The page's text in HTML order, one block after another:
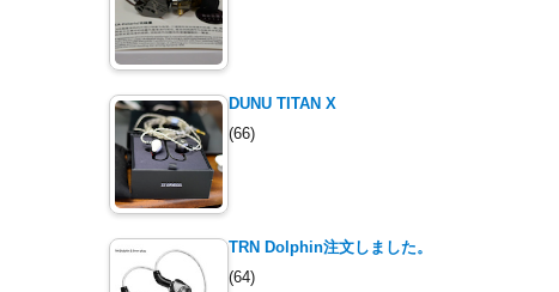
DUNU TITAN X
(66)
TRN Dolphin注文しました。
(64)